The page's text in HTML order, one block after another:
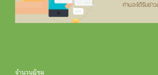
จำนวนผู้ชม